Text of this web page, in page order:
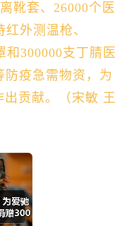
靴套、26000个医
外测温枪、
和300000支丁腈医
防疫急需物资，为
贡献。（宋敏 王